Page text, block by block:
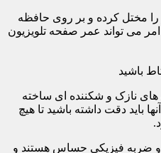
مختل کرده و بر روی حافظه
امر می تواند عمر صفحه تلویزیون
نازک و شکننده ای ساخته
باید دقت داشته باشید تا هیچ
ضربه فیزیکی حساس هستند و